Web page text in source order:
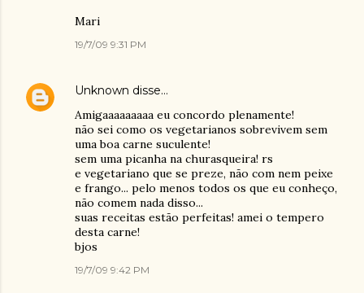
Mari
19/7/09 9:31 PM
Unknown disse…
Amigaaaaaaaaa eu concordo plenamente!
não sei como os vegetarianos sobrevivem sem
uma boa carne suculente!
sem uma picanha na churasqueira! rs
e vegetariano que se preze, não com nem peixe
e frango... pelo menos todos os que eu conheço,
não comem nada disso...
suas receitas estão perfeitas! amei o tempero
desta carne!
bjos
19/7/09 9:42 PM